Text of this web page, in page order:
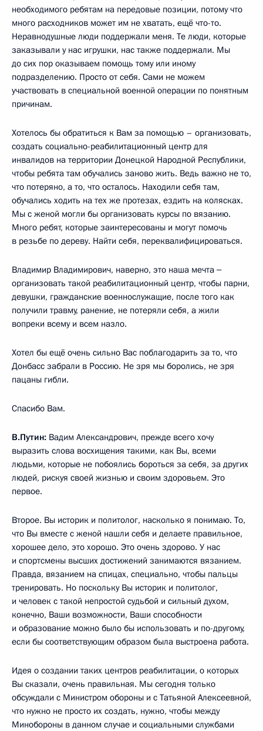
необходимого ребятам на передовые позиции, потому что
много расходников может им не хватать, ещё что-то.
Неравнодушные люди поддержали меня. Те люди, которые
заказывали у нас игрушки, нас также поддержали. Мы
до сих пор оказываем помощь тому или иному
подразделению. Просто от себя. Сами не можем
участвовать в специальной военной операции по понятным
причинам.
Хотелось бы обратиться к Вам за помощью – организовать,
создать социально-реабилитационный центр для
инвалидов на территории Донецкой Народной Республики,
чтобы ребята там обучались заново жить. Ведь важно не то,
что потеряно, а то, что осталось. Находили себя там,
обучались ходить на тех же протезах, ездить на колясках.
Мы с женой могли бы организовать курсы по вязанию.
Много ребят, которые заинтересованы и могут помочь
в резьбе по дереву. Найти себя, переквалифицироваться.
Владимир Владимирович, наверно, это наша мечта ‒
организовать такой реабилитационный центр, чтобы парни,
девушки, гражданские военнослужащие, после того как
получили травму, ранение, не потеряли себя, а жили
вопреки всему и всем назло.
Хотел бы ещё очень сильно Вас поблагодарить за то, что
Донбасс забрали в Россию. Не зря мы боролись, не зря
пацаны гибли.
Спасибо Вам.
В.Путин: Вадим Александрович, прежде всего хочу
выразить слова восхищения такими, как Вы, всеми
людьми, которые не побоялись бороться за себя, за других
людей, рискуя своей жизнью и своим здоровьем. Это
первое.
Второе. Вы историк и политолог, насколько я понимаю. То,
что Вы вместе с женой нашли себя и делаете правильное,
хорошее дело, это хорошо. Это очень здорово. У нас
и спортсмены высших достижений занимаются вязанием.
Правда, вязанием на спицах, специально, чтобы пальцы
тренировать. Но поскольку Вы историк и политолог,
и человек с такой непростой судьбой и сильный духом,
конечно, Ваши возможности, Ваши способности
и образование можно было бы использовать и по-другому,
если бы соответствующим образом была выстроена работа.
Идея о создании таких центров реабилитации, о которых
Вы сказали, очень правильная. Мы сегодня только
обсуждали с Министром обороны и с Татьяной Алексеевной,
что нужно не просто их создать, нужно, чтобы между
Минобороны в данном случае и социальными службами